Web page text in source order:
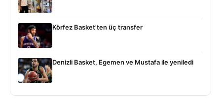
Körfez Basket'ten üç transfer
Denizli Basket, Egemen ve Mustafa ile yeniledi